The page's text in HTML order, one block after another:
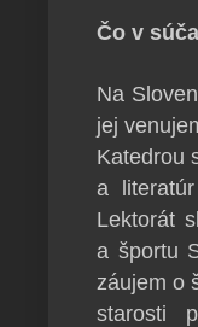
Čo v
Na
jej
Katedrou
a
Lektorát
a športu
záujem o
starosti